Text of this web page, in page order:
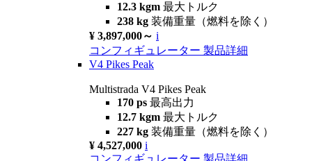
12.3 kgm 最大トルク
238 kg 装備重量（燃料を除く）
¥ 3,897,000～ i
コンフィギュレーター 製品詳細
V4 Pikes Peak
Multistrada V4 Pikes Peak
170 ps 最高出力
12.7 kgm 最大トルク
227 kg 装備重量（燃料を除く）
¥ 4,527,000 i
コンフィギュレーター 製品詳細